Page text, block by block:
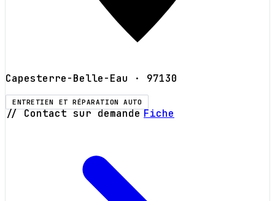
Capesterre-Belle-Eau · 97130
ENTRETIEN ET RÉPARATION AUTO
// Contact sur demande Fiche